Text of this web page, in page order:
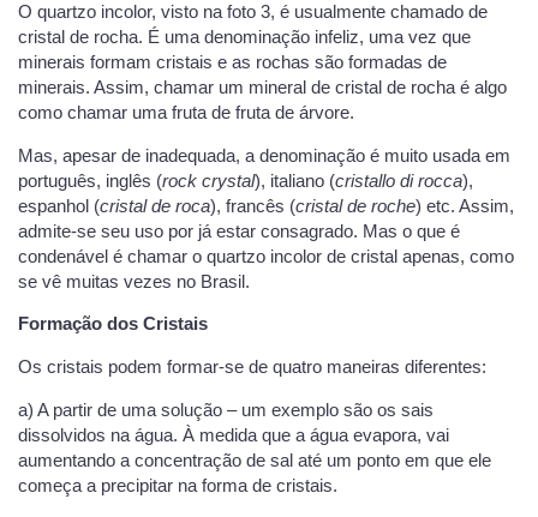
O quartzo incolor, visto na foto 3, é usualmente chamado de
cristal de rocha. É uma denominação infeliz, uma vez que
minerais formam cristais e as rochas são formadas de
minerais. Assim, chamar um mineral de cristal de rocha é algo
como chamar uma fruta de fruta de árvore.
Mas, apesar de inadequada, a denominação é muito usada em
português, inglês (rock crystal), italiano (cristallo di rocca),
espanhol (cristal de roca), francês (cristal de roche) etc. Assim,
admite-se seu uso por já estar consagrado. Mas o que é
condenável é chamar o quartzo incolor de cristal apenas, como
se vê muitas vezes no Brasil.
Formação dos Cristais
Os cristais podem formar-se de quatro maneiras diferentes:
a) A partir de uma solução – um exemplo são os sais
dissolvidos na água. À medida que a água evapora, vai
aumentando a concentração de sal até um ponto em que ele
começa a precipitar na forma de cristais.